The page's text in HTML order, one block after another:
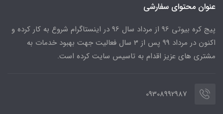
عنوان محتوای سفارشی
پیج کره بیوتی 96 از مرداد سال 96 در اینستاگرام شروع به کار کرده و
اکنون در مرداد 99 پس از 3 سال فعالیت جهت بهبود خدمات به
مشتری های عزیز اقدام به تاسیس سایت کرده است.
09308992987